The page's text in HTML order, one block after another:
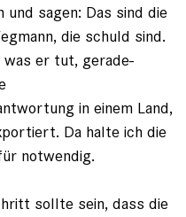
und sagen: Das sind die
die schuld sind.
was er tut, gerade­
in einem Land,
Da halte ich die
notwendig.
sollte sein, dass die